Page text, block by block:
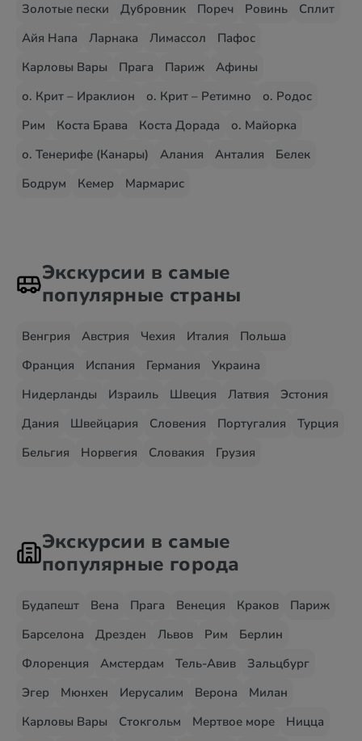
Золотые пески
Дубровник Пореч Ровинь
Сплит
Айя Напа
Ларнака Лимассол
Пафос
Карловы Вары
Прага Париж
Афины
о. Крит – Ираклион
о. Крит – Ретимно
о. Родос
Рим
Коста Брава Коста Дорада
о. Майорка
о. Тенерифе (Канары)
Алания Анталия
Белек
Бодрум
Кемер Мармарис
Экскурсии в самые
популярные страны
Венгрия Австрия Чехия Италия
Польша
Франция
Испания Германия
Украина
Нидерланды
Израиль Швеция Латвия
Эстония
Дания
Швейцария Словения Португалия
Турция
Бельгия
Норвегия Словакия Грузия
Экскурсии в самые
популярные города
Будапешт Вена Прага Венеция Краков
Париж
Барселона
Дрезден Львов Рим
Берлин
Флоренция
Амстердам Тель-Авив
Зальцбург
Эгер
Мюнхен Иерусалим Верона
Милан
Карловы Вары
Стокгольм Мертвое море
Ницца